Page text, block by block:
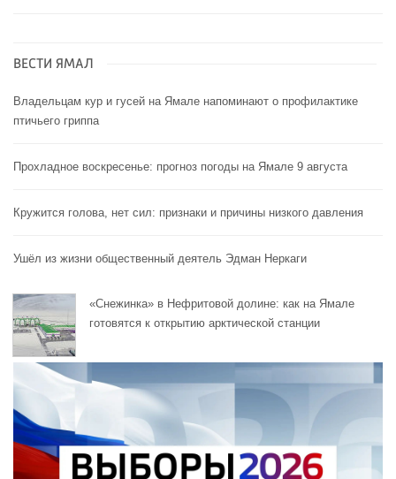
ВЕСТИ ЯМАЛ
Владельцам кур и гусей на Ямале напоминают o профилактике
птичьего гриппа
Прохладное воскресенье: прогноз погоды на Ямале 9 августа
Кружится голова, нет сил: признаки и причины низкого давления
Ушёл из жизни общественный деятель Эдман Неркаги
«Снежинка» в Нефритовой долине: как на Ямале
готовятся к открытию арктической станции